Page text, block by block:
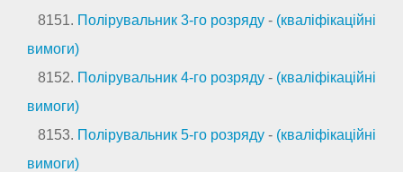
8151. Полірувальник 3-го розряду - (кваліфікаційні
вимоги)
8152. Полірувальник 4-го розряду - (кваліфікаційні
вимоги)
8153. Полірувальник 5-го розряду - (кваліфікаційні
вимоги)